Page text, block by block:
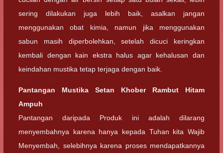
sering dilakukan juga lebih baik, asalkan jangan
menggunakan obat kimia, namun jika menggunakan
sabun masih diperbolehkan, setelah dicuci keringkan
kembali dengan kain ekstra halus agar kehalusan dan
keindahan mustika tetap terjaga dengan baik.
Pantangan Mustika Setan Khober Rambut Hitam
Ampuh
Pantangan daripada Produk ini adalah dilarang
menyembahnya karena hanya kepada Tuhan kita Wajib
Menyembah, selebihnya karena proses mendapatkannya